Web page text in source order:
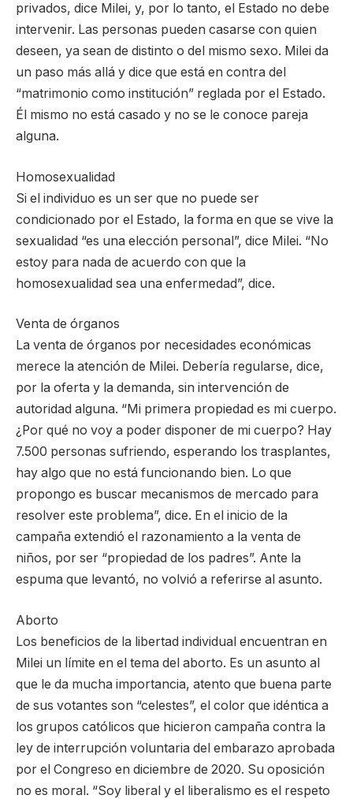
privados, dice Milei, y, por lo tanto, el Estado no debe
intervenir. Las personas pueden casarse con quien
deseen, ya sean de distinto o del mismo sexo. Milei da
un paso más allá y dice que está en contra del
“matrimonio como institución” reglada por el Estado.
Él mismo no está casado y no se le conoce pareja
alguna.
Homosexualidad
Si el individuo es un ser que no puede ser
condicionado por el Estado, la forma en que se vive la
sexualidad “es una elección personal”, dice Milei. “No
estoy para nada de acuerdo con que la
homosexualidad sea una enfermedad”, dice.
Venta de órganos
La venta de órganos por necesidades económicas
merece la atención de Milei. Debería regularse, dice,
por la oferta y la demanda, sin intervención de
autoridad alguna. “Mi primera propiedad es mi cuerpo.
¿Por qué no voy a poder disponer de mi cuerpo? Hay
7.500 personas sufriendo, esperando los trasplantes,
hay algo que no está funcionando bien. Lo que
propongo es buscar mecanismos de mercado para
resolver este problema”, dice. En el inicio de la
campaña extendió el razonamiento a la venta de
niños, por ser “propiedad de los padres”. Ante la
espuma que levantó, no volvió a referirse al asunto.
Aborto
Los beneficios de la libertad individual encuentran en
Milei un límite en el tema del aborto. Es un asunto al
que le da mucha importancia, atento que buena parte
de sus votantes son “celestes”, el color que idéntica a
los grupos católicos que hicieron campaña contra la
ley de interrupción voluntaria del embarazo aprobada
por el Congreso en diciembre de 2020. Su oposición
no es moral. “Soy liberal y el liberalismo es el respeto